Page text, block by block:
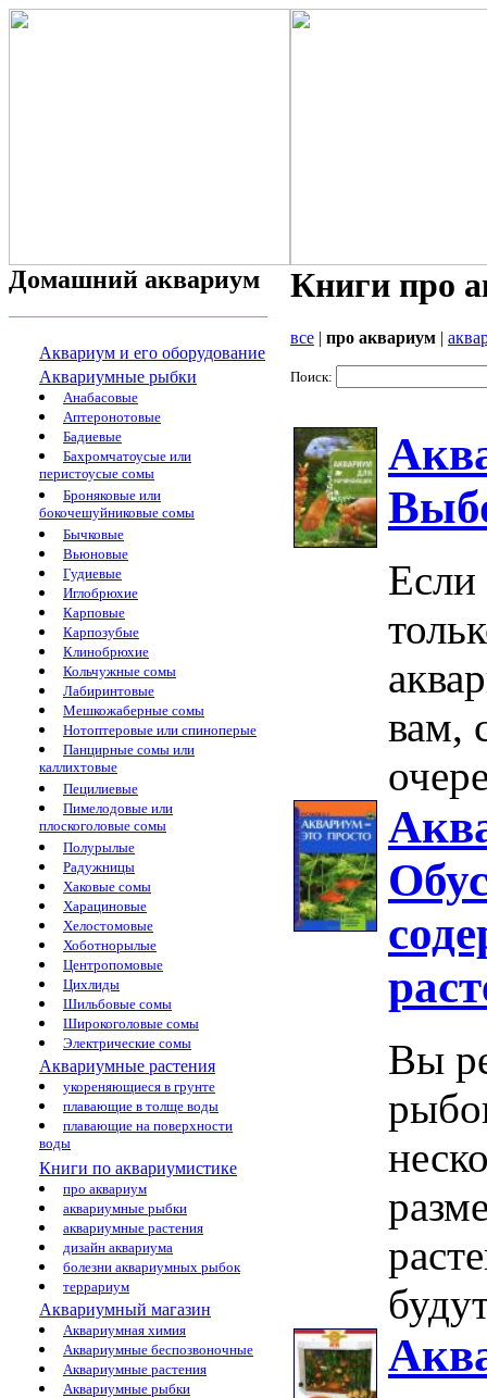
Домашний аквариум
Аквариум и его оборудование
Аквариумные рыбки
Анабасовые
Аптеронотовые
Бадиевые
Бахромчатоусые или
перистоусые сомы
Броняковые или
бокочешуйниковые сомы
Бычковые
Вьюновые
Гудиевые
Иглобрюхие
Карповые
Карпозубые
Клинобрюхие
Кольчужные сомы
Лабиринтовые
Мешкожаберные сомы
Нотоптеровые или спиноперые
Панцирные сомы или
каллихтовые
Пецилиевые
Пимелодовые или
плоскоголовые сомы
Полурылые
Радужницы
Хаковые сомы
Харациновые
Хелостомовые
Хоботнорылые
Центропомовые
Цихлиды
Шильбовые сомы
Широкоголовые сомы
Электрические сомы
Аквариумные растения
укореняющиеся в грунте
плавающие в толще воды
плавающие на поверхности
воды
Книги по аквариумистике
про аквариум
аквариумные рыбки
аквариумные растения
дизайн аквариума
болезни аквариумных рыбок
террариум
Аквариумный магазин
Аквариумная химия
Аквариумные беспозвоночные
Аквариумные растения
Аквариумные рыбки
Книги про
все | про аквариум |
Поиск:
вам,
Вы